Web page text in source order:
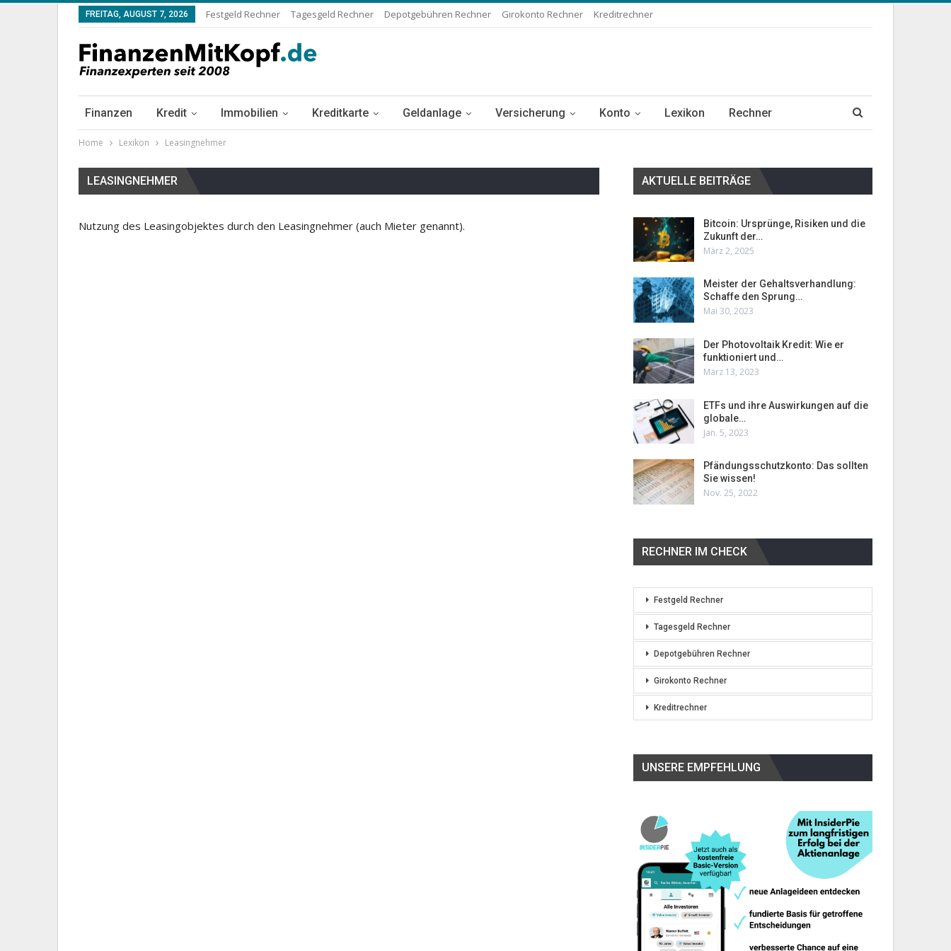
FREITAG, AUGUST 7, 2026 Festgeld Rechner Tagesgeld Rechner Depotgebühren Rechner Girokonto Rechner Kreditrechner
Finanzen Kredit Immobilien Kreditkarte Geldanlage Versicherung Konto Lexikon Rechner
Home Lexikon Leasingnehmer
LEASINGNEHMER
Nutzung des Leasingobjektes durch den Leasingnehmer (auch Mieter genannt).
AKTUELLE BEITRÄGE
Bitcoin: Ursprünge, Risiken und die
Zukunft der…
März 2, 2025
Meister der Gehaltsverhandlung:
Schaffe den Sprung…
Mai 30, 2023
Der Photovoltaik Kredit: Wie er
funktioniert und…
März 13, 2023
ETFs und ihre Auswirkungen auf die
globale…
Jan. 5, 2023
Pfändungsschutzkonto: Das sollten
Sie wissen!
Nov. 25, 2022
RECHNER IM CHECK
Festgeld Rechner
Tagesgeld Rechner
Depotgebühren Rechner
Girokonto Rechner
Kreditrechner
UNSERE EMPFEHLUNG